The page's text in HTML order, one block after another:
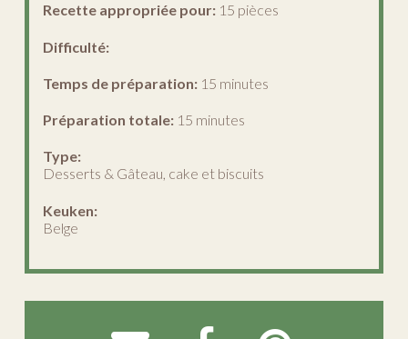
Recette appropriée pour: 15 pièces
Difficulté:
Temps de préparation: 15 minutes
Préparation totale: 15 minutes
Type:
Desserts & Gâteau, cake et biscuits
Keuken:
Belge